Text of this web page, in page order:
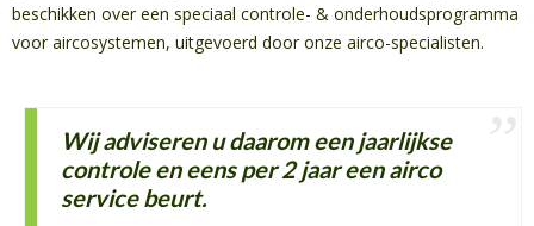
beschikken over een speciaal controle- & onderhoudsprogramma
voor aircosystemen, uitgevoerd door onze airco-specialisten.
Wij adviseren u daarom een jaarlijkse
controle en eens per 2 jaar een airco
service beurt.